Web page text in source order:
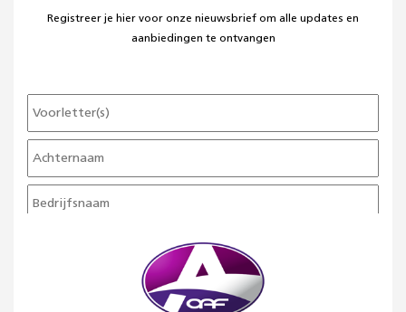
Registreer je hier voor onze nieuwsbrief om alle updates en
aanbiedingen te ontvangen